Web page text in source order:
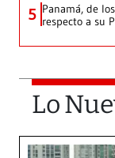
5 Panamá, de
respecto a su
Lo